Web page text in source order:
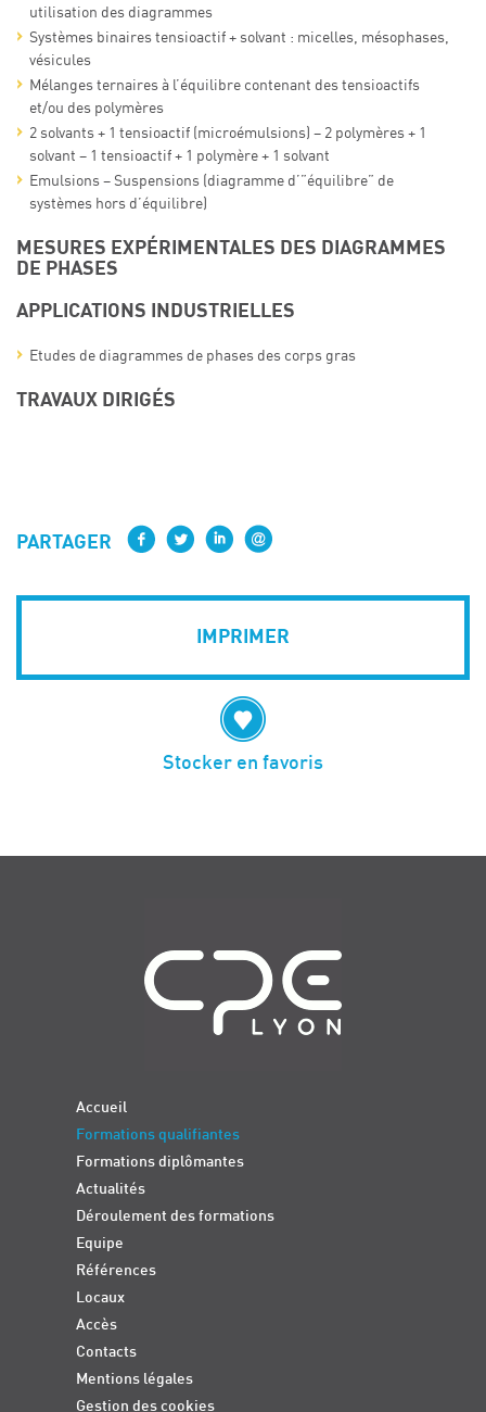
utilisation des diagrammes
Systèmes binaires tensioactif + solvant : micelles, mésophases,
vésicules
Mélanges ternaires à l’équilibre contenant des tensioactifs
et/ou des polymères
2 solvants + 1 tensioactif (microémulsions) – 2 polymères + 1
solvant – 1 tensioactif + 1 polymère + 1 solvant
Emulsions – Suspensions (diagramme d’”équilibre” de
systèmes hors d’équilibre)
MESURES EXPÉRIMENTALES DES DIAGRAMMES
DE PHASES
APPLICATIONS INDUSTRIELLES
Etudes de diagrammes de phases des corps gras
TRAVAUX DIRIGÉS
PARTAGER
IMPRIMER
Stocker en favoris
Accueil
Formations qualifiantes
Formations diplômantes
Actualités
Déroulement des formations
Equipe
Références
Locaux
Accès
Contacts
Mentions légales
Gestion des cookies